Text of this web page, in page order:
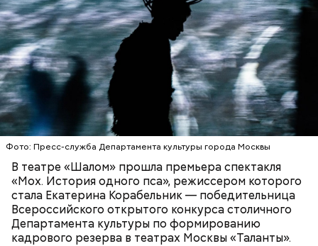
Фото: Пресс-служба Департамента культуры города Москвы
В театре «Шалом» прошла премьера спектакля
«Мох. История одного пса», режиссером которого
стала Екатерина Корабельник — победительница
Всероссийского открытого конкурса столичного
Департамента культуры по формированию
кадрового резерва в театрах Москвы «Таланты».
Сезон открыт: где можно
Здесь все пронизано духом позапрошлого
столетия: театрализованные представления,
традиционные дворянские игры, увлекательные
создать своими руками подарки, словно
сошедшие со страниц старинных романов.